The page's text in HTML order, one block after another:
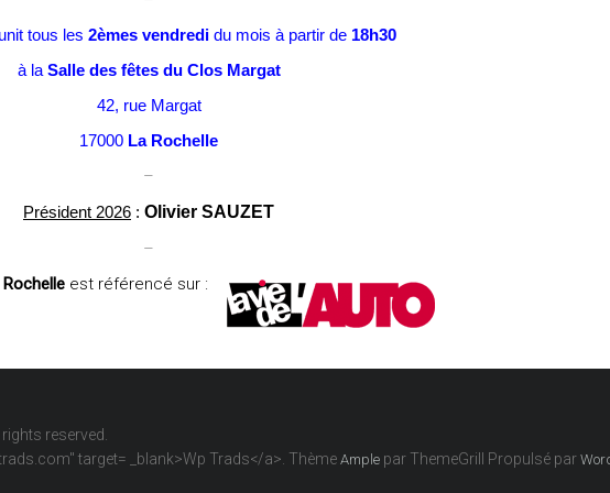
tous les 2èmes vendredi du mois à partir de 18h30
à la Salle des fêtes du Clos Margat
42, rue Margat
17000 La Rochelle
–
Président 2026 : Olivier SAUZET
–
est référencé sur :
rights reserved.
target= _blank>Wp Trads</a>. Thème Ample par ThemeGrill Propulsé par